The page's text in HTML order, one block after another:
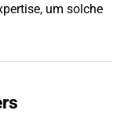
um solche